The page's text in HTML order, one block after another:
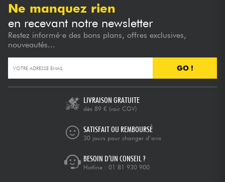
Vents
Violons & Quatuor
Eveil Musical
Voir nos marques
Ne manquez rien
en recevant notre newsletter
Restez informé·e des bons plans, offres exclusives,
nouveautés...
GO !
LIVRAISON GRATUITE
dès 89 € (voir CGV)
SATISFAIT OU REMBOURSÉ
30 jours pour changer d’avis
BESOIN D’UN CONSEIL ?
Hotline : 01 81 930 900